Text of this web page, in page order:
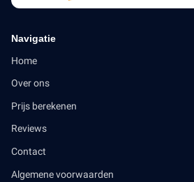
Navigatie
Home
Over ons
Prijs berekenen
Reviews
Contact
Algemene voorwaarden